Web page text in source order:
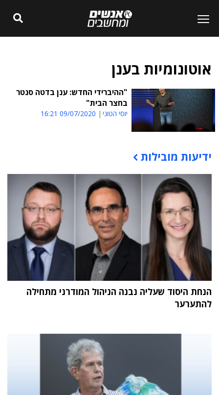
אוטונומיות בענן
"ההיברידי החדש: ענן בדטה סנטר
בחצר הבית"
יוסי הטוני 09/07/2020 16:21
תוכן פרסומי
ידיעות מובילות
הנחת היסוד שעליה נבנה הניהול המודרני מתחילה
להתערער